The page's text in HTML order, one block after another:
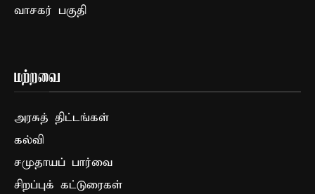
வாசகர் பகுதி
மற்றவை
அரசுத் திட்டங்கள்
கல்வி
சமுதாயப் பார்வை
சிறப்புக் கட்டுரைகள்